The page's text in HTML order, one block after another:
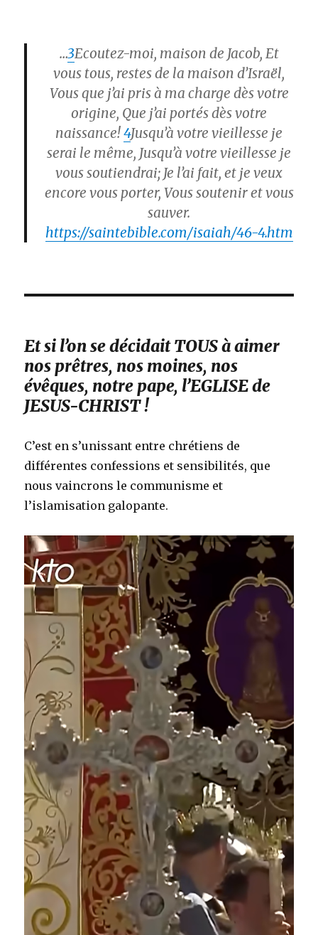
…3Ecoutez-moi, maison de Jacob, Et
vous tous, restes de la maison d’Israël,
Vous que j’ai pris à ma charge dès votre
origine, Que j’ai portés dès votre
naissance!4Jusqu’à votre vieillesse je
serai le même, Jusqu’à votre vieillesse je
vous soutiendrai; Je l’ai fait, et je veux
encore vous porter, Vous soutenir et vous
sauver.
https://saintebible.com/isaiah/46-4.htm
Et si l’on se décidait TOUS à aimer
nos prêtres, nos moines, nos
évêques, notre pape, l’EGLISE de
JESUS-CHRIST !
C’est en s’unissant entre chrétiens de
différentes confessions et sensibilités, que
nous vaincrons le communisme et
l’islamisation galopante.